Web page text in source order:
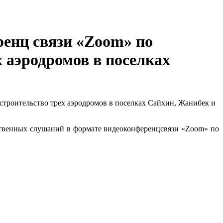
связи «Zoom» по
в поселках
слушаний в формате видеоконференцсвязи «Zoom» по